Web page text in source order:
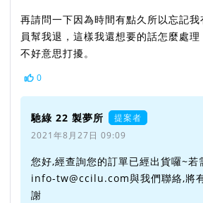
再請問一下因為時間有點久所以忘記
員幫我退，這樣我還想要的話怎麼處理
不好意思打擾。
0
馳綠 22 製夢所
提案者
2021年8月27日 09:09
您好,經查詢您的訂單已經出貨囉~若
info-tw@ccilu.com與我們聯絡,將
謝